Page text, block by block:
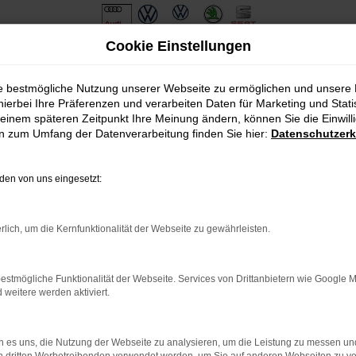
bestimmter Seiten verhindern. Funktioniert die Seite in
dem neuesten Stand sind.
kann auch dazu führen, dass bestimmte Funktionen nicht
Cookie Einstellungen
bestmögliche Nutzung unserer Webseite zu ermöglichen und unsere
Ihre Präferenzen und verarbeiten Daten für Marketing und
späteren Zeitpunkt Ihre Meinung ändern, können Sie die
zum Umfang der Datenverarbeitung finden Sie hier:
von uns eingesetzt:
um die Kernfunktionalität der Webseite zu gewährleisten.
Funktionalität der Webseite. Services von Drittanbietern wie Google
weitere werden aktiviert.
es uns, die Nutzung der Webseite zu analysieren, um die Leistung zu messen